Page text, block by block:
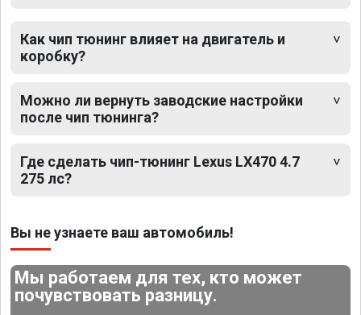
Как чип тюнинг влияет на двигатель и
коробку?
Можно ли вернуть заводские настройки
после чип тюнинга?
Где сделать чип-тюнинг Lexus LX470 4.7
275 лс?
Вы не узнаете ваш автомобиль!
Мы работаем для тех, кто может
почувствовать разницу.